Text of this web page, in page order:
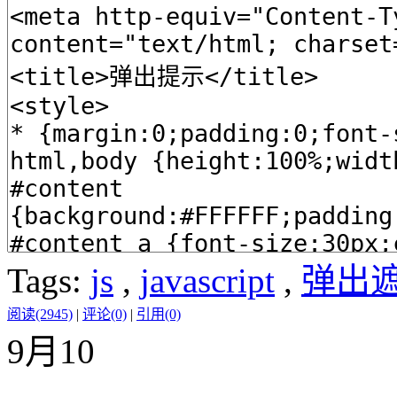
Tags: js , javascript , 弹出
阅读(2945) | 评论(0) | 引用(0)
9月 10